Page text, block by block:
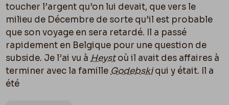
toucher l’argent qu’on lui devait, que vers le
milieu de Décembre de sorte qu’il est probable
que son voyage en sera retardé. Il a passé
rapidement en Belgique pour une question de
subside. Je l’ai vu à Heystoù il avait des affaires à
terminer avec la famille Godebskiqui y était. Il a
été